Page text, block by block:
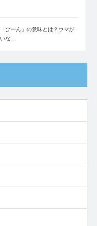
「ひーん」の意味とは？ウマが
いな…